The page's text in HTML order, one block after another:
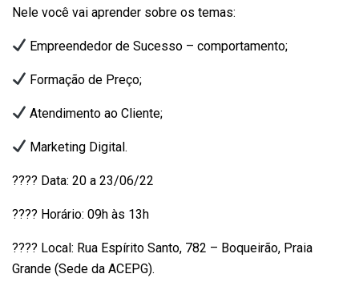
Nele você vai aprender sobre os temas:
Empreendedor de Sucesso – comportamento;
Formação de Preço;
Atendimento ao Cliente;
Marketing Digital.
????️ Data: 20 a 23/06/22
???? Horário: 09h às 13h
???? Local: Rua Espírito Santo, 782 – Boqueirão, Praia
Grande (Sede da ACEPG).